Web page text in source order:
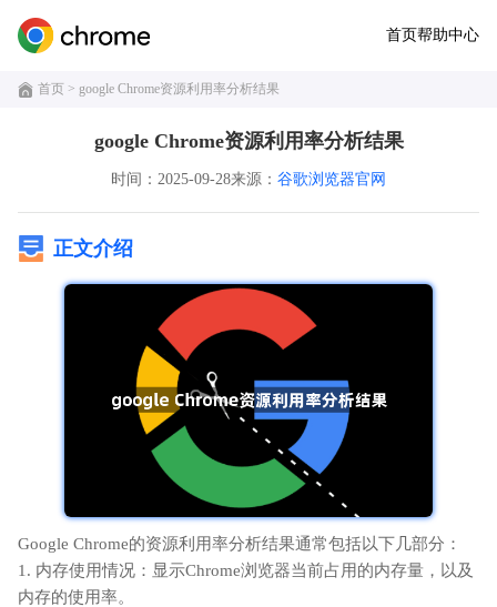
首页帮助中心
首页 > google Chrome资源利用率分析结果
google Chrome资源利用率分析结果
时间：2025-09-28来源： 谷歌浏览器官网
正文介绍
Google Chrome的资源利用率分析结果通常包括以下几部分：
1. 内存使用情况：显示Chrome浏览器当前占用的内存量，以及
内存的使用率。